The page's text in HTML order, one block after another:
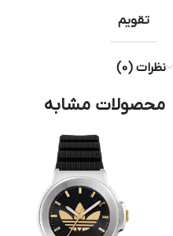
تقویم
نظرات (0)
محصولات مشابه